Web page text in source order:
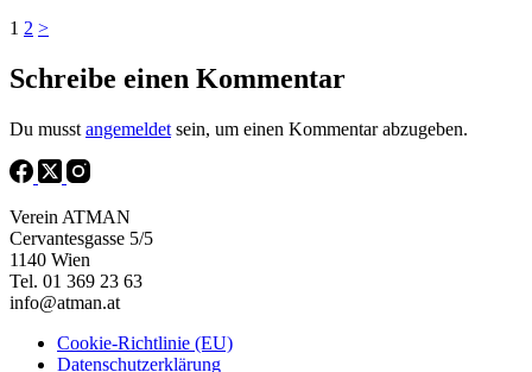
1 2 >
Schreibe einen Kommentar
Du musst angemeldet sein, um einen Kommentar abzugeben.
Verein ATMAN
Cervantesgasse 5/5
1140 Wien
Tel. 01 369 23 63
info@atman.at
Cookie-Richtlinie (EU)
Datenschutzerklärung